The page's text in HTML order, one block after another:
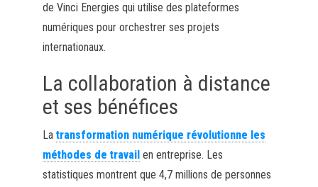
de Vinci Energies qui utilise des plateformes
numériques pour orchestrer ses projets
internationaux.
La collaboration à distance
et ses bénéfices
La transformation numérique révolutionne les
méthodes de travailen entreprise. Les
statistiques montrent que 4,7 millions de personnes